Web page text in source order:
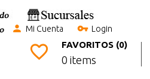
Mi Cuenta Login
FAVORITOS (0)
0 items